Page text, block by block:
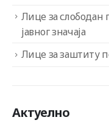
Лице за
јавног значаја
Лице за заштиту
Актуелно